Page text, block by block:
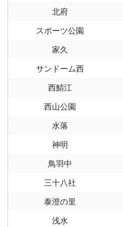
北府
スポーツ公園
家久
サンドーム西
西鯖江
西山公園
水落
神明
鳥羽中
三十八社
泰澄の里
浅水